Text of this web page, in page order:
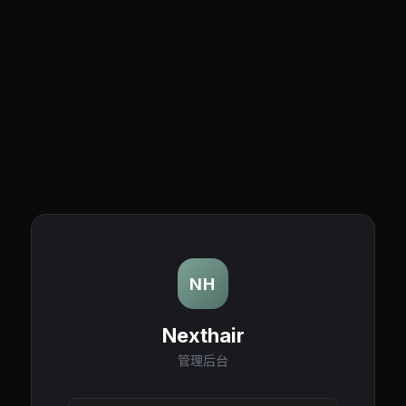
NH
Nexthair
管理后台